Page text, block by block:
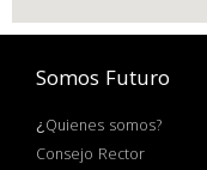
Somos Futuro
¿Quienes somos?
Consejo Rector